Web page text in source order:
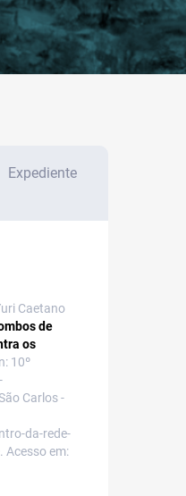
Expediente
Caetano
de
os
10º
Carlos -
da-rede-
em: